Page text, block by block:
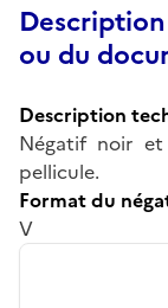
ou du
Description
Négatif noir
pellicule.
Format du
V